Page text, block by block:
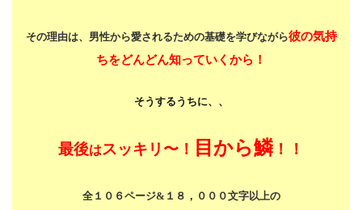
その理由は、男性から愛されるための基礎を学びながら彼の気持
ちをどんどん知っていくから！
そうするうちに、、
最後はスッキリ〜！ 目から鱗！！
全１０６ページ&１８，０００文字以上の